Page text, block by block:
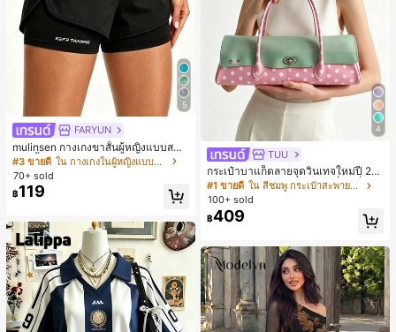
5
FARYUN
mulinsen กางเกงขาสั้นผู้หญิงแบบสบา
ยๆ สีพื้น หลวม อเนกประสงค์ กางเกงขา
สั้นกีฬา 2-In-1 สำหรับวิ่ง ฟิตเนส และก
ารฝึกซ้อมกีฬาในฤดูร้อน
#3 ขายดี
ใน กางเกงในผู้หญิงแบบแอคทีฟ
70+ sold
฿119
4
TUU
กระเป๋าบาแก็ตลายจุดวินเทจใหม่ปี 20
26 สำหรับผู้หญิง กระเป๋าเจลลี่แฟชั่นสไ
ตล์หวาน ความจุขนาดใหญ่ กระเป๋าสะ
พายไหล่สำหรับเดินทางไปทำงาน
#1 ขายดี
ใน สีชมพู กระเป๋าสะพายผู้หญิง
100+ sold
฿409